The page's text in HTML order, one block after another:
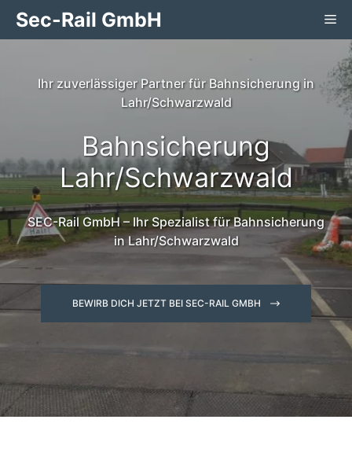
Zum
InhaltSec-Rail GmbH
Ihr zuverlässiger Partner für Bahnsicherung in
Lahr/Schwarzwald
Bahnsicherung
Lahr/Schwarzwald
SEC-Rail GmbH – Ihr Spezialist für Bahnsicherung
in Lahr/Schwarzwald
BEWIRB DICH JETZT BEI SEC-RAIL GMBH